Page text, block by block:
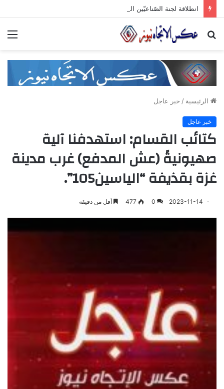
بحث
الرئيسية / خبر عاجل
خبر عاجل
كتائب القسام: استهدفنا آلية
صهيونيةً (عش المدفع) غرب مدينة
غزة بقذيفة “الياسين105”.
2023-11-14
0
477 أقل من دقيقة